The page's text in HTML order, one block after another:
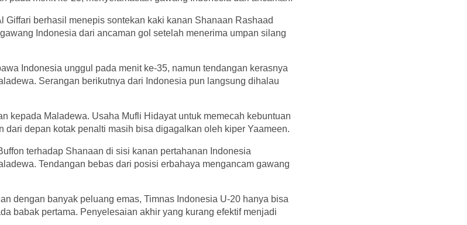
Giffari berhasil menepis sontekan kaki kanan Shanaan Rashaad
Indonesia dari ancaman gol setelah menerima umpan silang
Indonesia unggul pada menit ke-35, namun tendangan kerasnya
Serangan berikutnya dari Indonesia pun langsung dihalau
kepada Maladewa. Usaha Mufli Hidayat untuk memecah kebuntuan
dari depan kotak penalti masih bisa digagalkan oleh kiper Yaameen.
terhadap Shanaan di sisi kanan pertahanan Indonesia
Tendangan bebas dari posisi erbahaya mengancam gawang
dengan banyak peluang emas, Timnas Indonesia U-20 hanya bisa
babak pertama. Penyelesaian akhir yang kurang efektif menjadi